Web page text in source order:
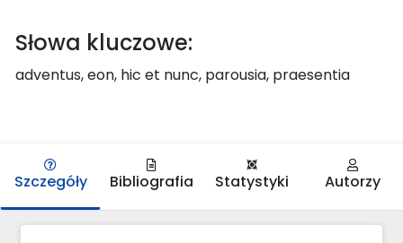
Słowa kluczowe:
adventus, eon, hic et nunc, parousia, praesentia
Szczegóły Bibliografia Statystyki Autorzy